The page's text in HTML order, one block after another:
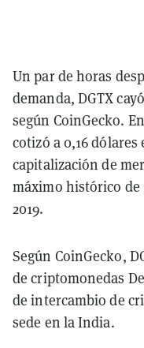
Un par de horas
demanda, DGTX
según CoinGecko.
cotizó a 0,16 dólares
capitalización de
máximo histórico de
2019.
Según CoinGecko,
de criptomonedas
de intercambio de
sede en la India.